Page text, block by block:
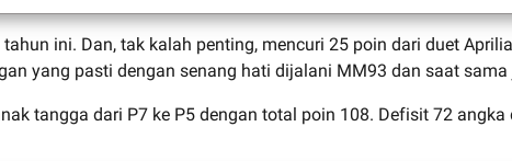
ini. Dan, tak kalah penting, mencuri 25 poin dari duet
yang pasti dengan senang hati dijalani MM93 dan saat
tangga dari P7 ke P5 dengan total poin 108. Defisit 72